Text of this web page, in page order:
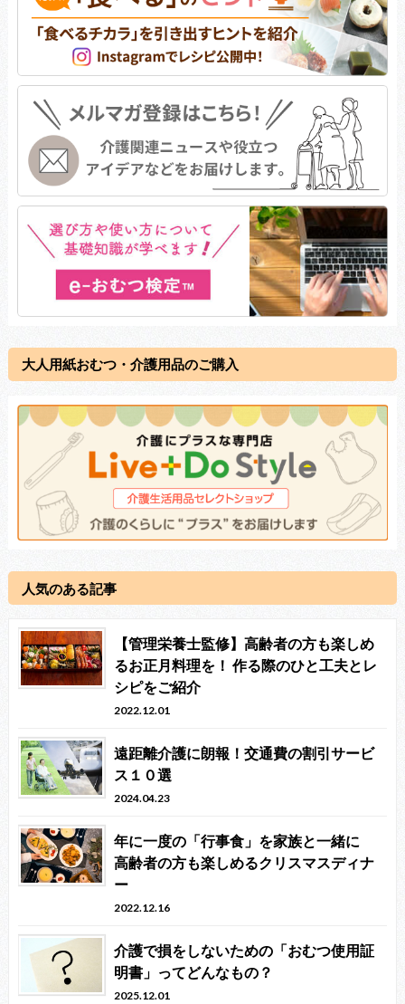
大人用紙おむつ・介護用品のご購入
人気のある記事
【管理栄養士監修】高齢者の方も楽しめ
るお正月料理を！ 作る際のひと工夫とレ
シピをご紹介
2022.12.01
遠距離介護に朗報！交通費の割引サービ
ス１０選
2024.04.23
年に一度の「行事食」を家族と一緒に
高齢者の方も楽しめるクリスマスディナ
ー
2022.12.16
介護で損をしないための「おむつ使用証
明書」ってどんなもの？
2025.12.01